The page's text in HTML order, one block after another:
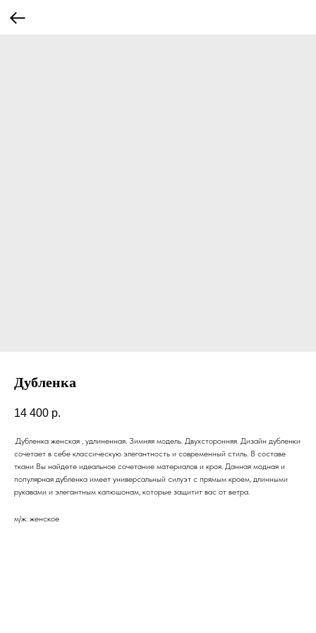
Дубленка
14 400 р.
.Дубленка женская , удлиненная. Зимняя модель. Двухсторонняя. Дизайн дубленки
сочетает в себе классическую элегантность и современный стиль. В составе
ткани Вы найдете идеальное сочетание материалов и кроя. Данная модная и
популярная дубленка имеет универсальный силуэт с прямым кроем, длинными
рукавами и элегантным капюшонам, которые защитит вас от ветра.
м/ж: женское